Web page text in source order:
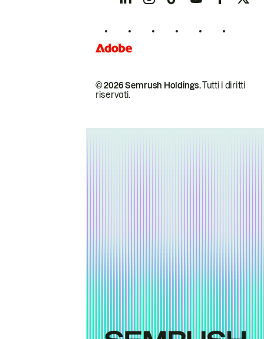
© 2026 Semrush Holdings.Tutti i diritti
riservati.